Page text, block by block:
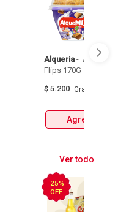
Alqueria - Alquemix
$ 5.200 Gramo
Agregar
Ver todo
25%
OFF